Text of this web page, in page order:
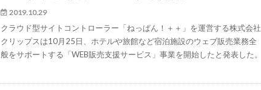
2019.10.29
クラウド型サイトコントローラー「ねっぱん！＋＋」を運営する株式会社
クリップスは10月25日、ホテルや旅館など宿泊施設のウェブ販売業務全
般をサポートする「WEB販売支援サービス」事業を開始したと発表した。